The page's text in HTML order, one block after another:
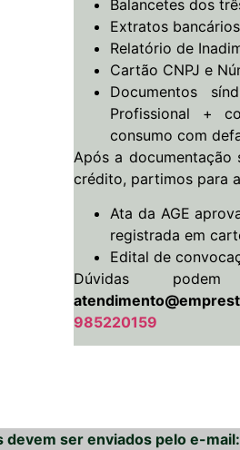
Balancetes dos
Extratos
Relatório de
Cartão CNPJ e
Documentos
Profissional +
consumo com
Após a documentação
crédito, partimos para
Ata da AGE
registrada em
Edital de
Dúvidas
985220159
devem ser enviados pelo e-mail: